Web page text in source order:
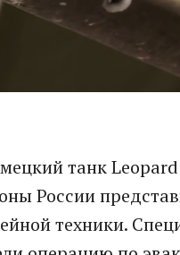
танк
России
техники.